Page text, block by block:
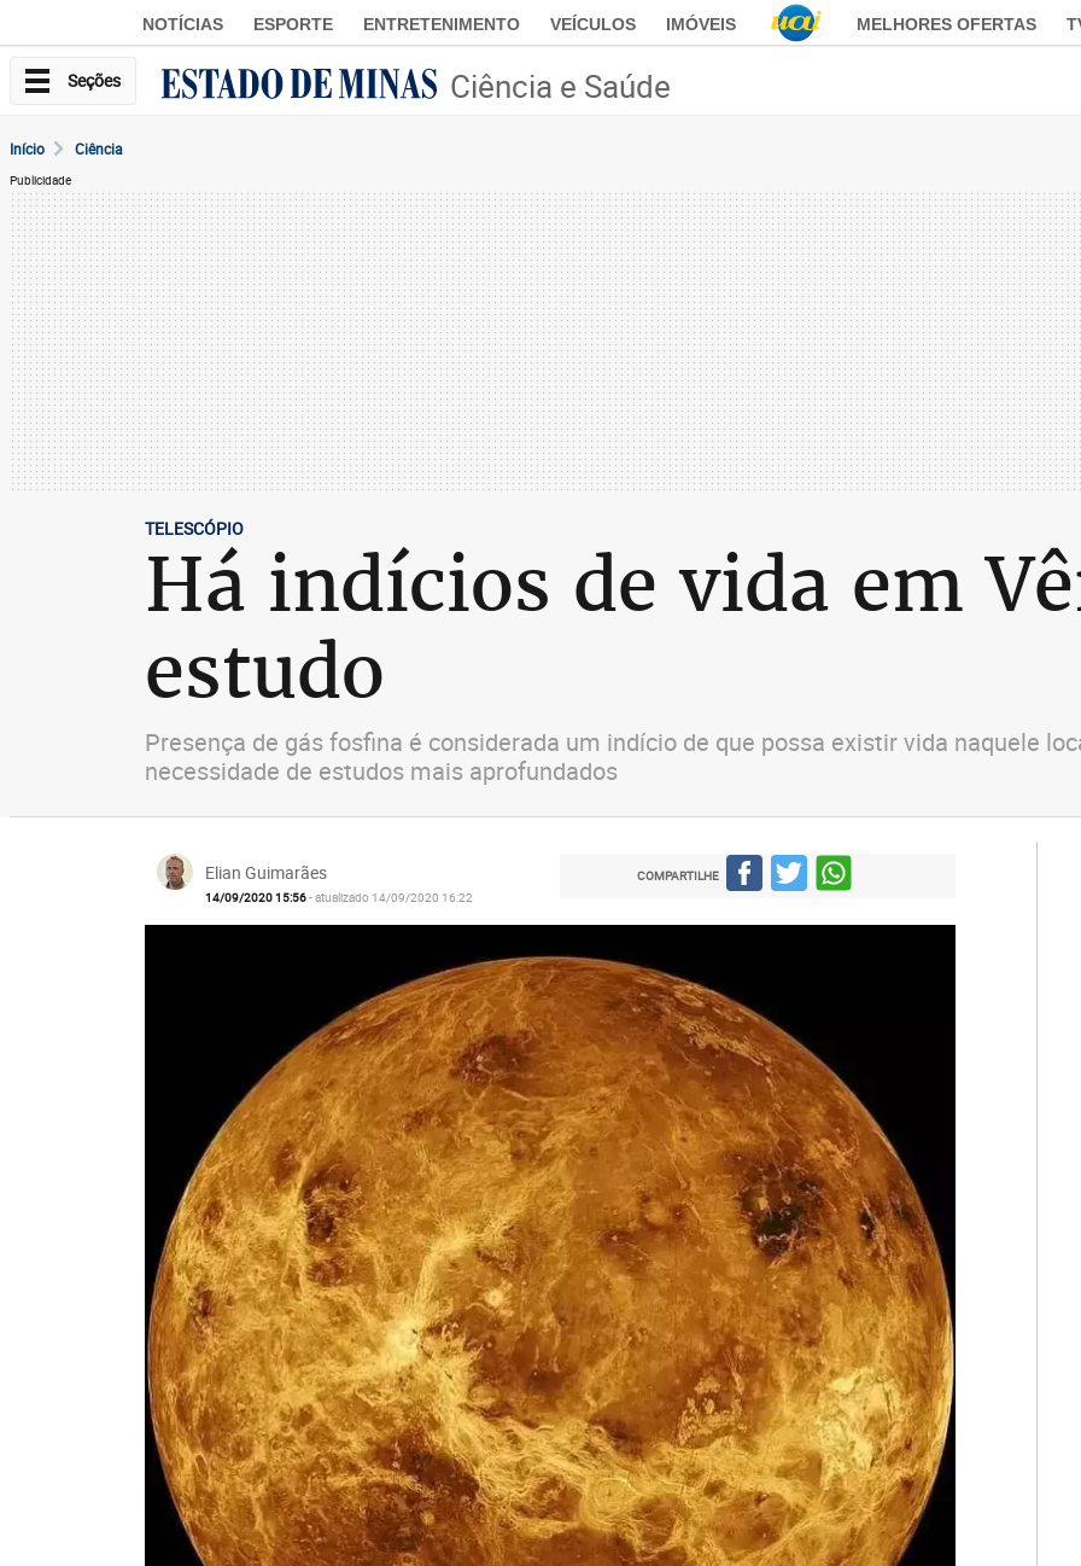
NOTÍCIAS ESPORTE ENTRETENIMENTO VEÍCULOS IMÓVEIS MELHORES OFERTAS
Seções Ciência e Saúde
Início Ciência
Publicidade
TELESCÓPIO
Há indícios de vida em
estudo
Presença de gás fosfina é considerada um indício de que possa existir vida naquele
necessidade de estudos mais aprofundados
Elian Guimarães
14/09/2020 15:56- atualizado 14/09/2020 16:22
COMPARTILHE